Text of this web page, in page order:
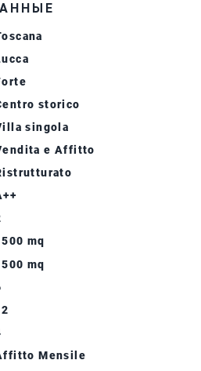
storico
singola
e Affitto
mq
mq
Mensile